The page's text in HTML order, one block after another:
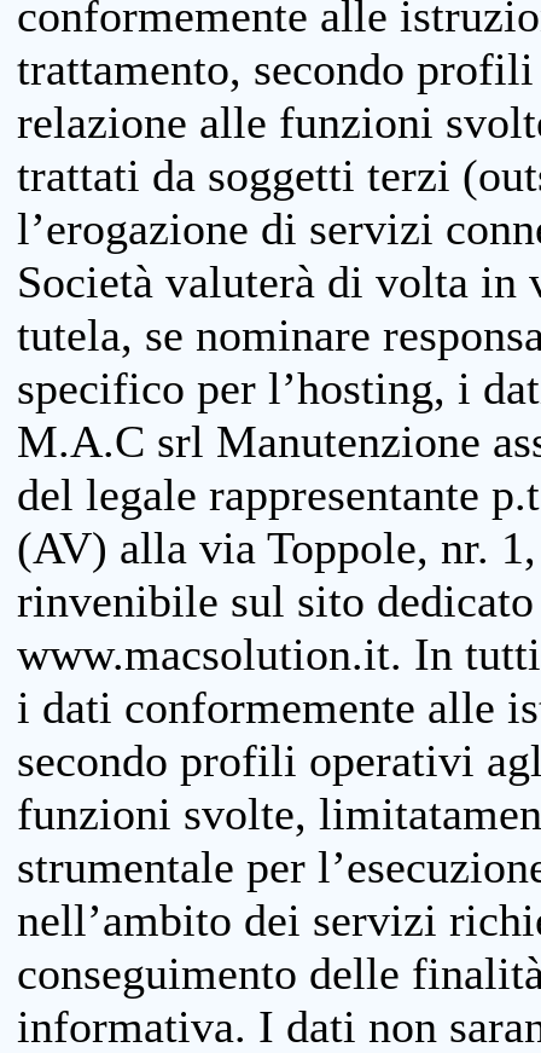
conformemente alle
trattamento, secondo
relazione alle funzioni
trattati da soggetti terzi
l’erogazione di servizi
Società valuterà di volta in
tutela, se nominare
specifico per l’hosting, i
M.A.C srl Manutenzione
del legale rappresentante
(AV) alla via Toppole, nr.
rinvenibile sul sito
www.macsolution.it. In
i dati conformemente alle
secondo profili operativi
funzioni svolte,
strumentale per
nell’ambito dei servizi
conseguimento delle
informativa. I dati non